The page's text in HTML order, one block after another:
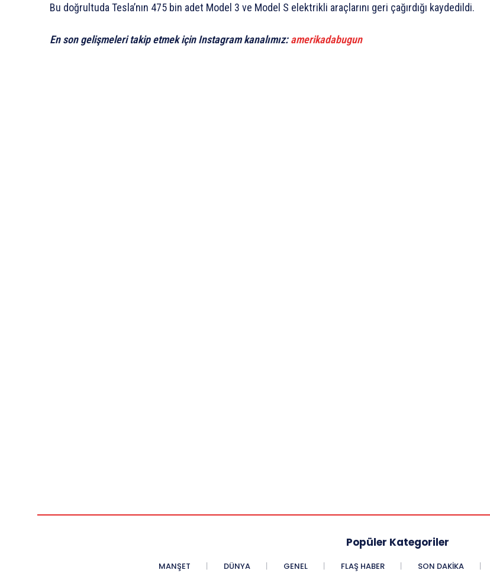
Bu doğrultuda Tesla’nın 475 bin adet Model 3 ve Model S elektrikli araçlarını geri çağırdığı kaydedildi.
En son gelişmeleri takip etmek için Instagram kanalımız:amerikadabugun
Popüler Kategoriler
MANŞET DÜNYA GENEL FLAŞ HABER SON DAKIKA